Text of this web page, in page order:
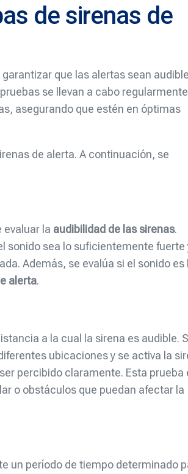
de sirenas de
que las alertas sean
se llevan a cabo regularmente
asegurando que estén en óptimas
de alerta. A continuación, se
evaluar la audibilidad de las sirenas.
sonido sea lo suficientemente fuerte
Además, se evalúa si el sonido es
alerta.
a la cual la sirena es audible.
ubicaciones y se activa la
percibido claramente. Esta prueba
o obstáculos que puedan afectar la
un período de tiempo determinado